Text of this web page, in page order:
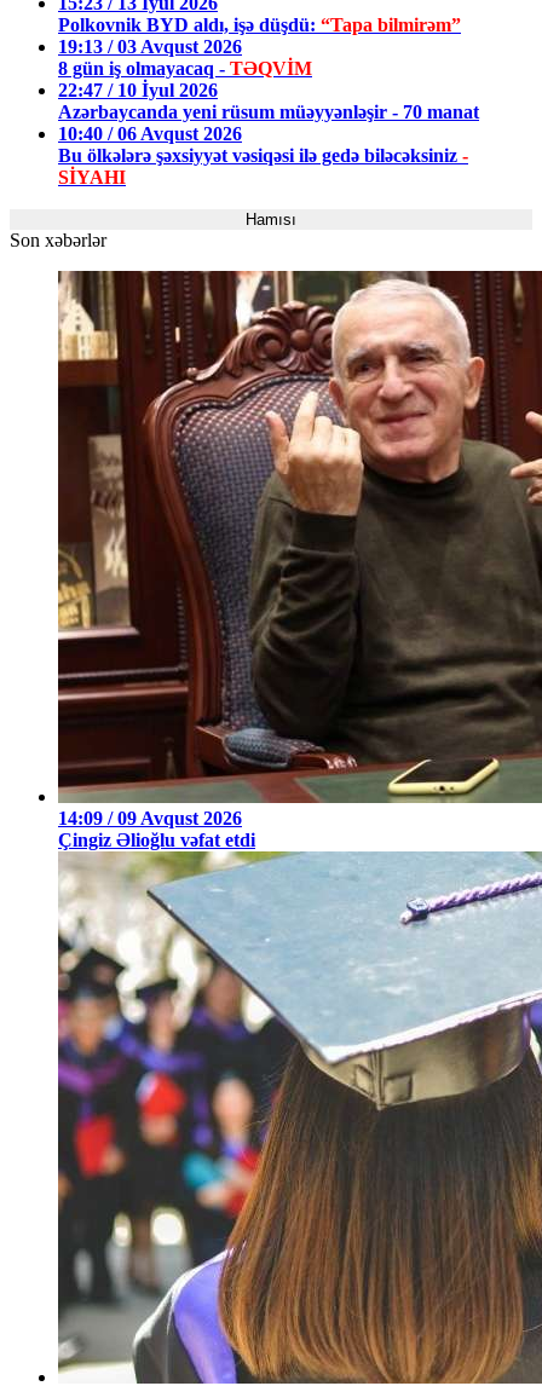
Polkovnik BYD aldı, işə düşdü: “Tapa bilmirəm”
19:13 / 03 Avqust 2026
8 gün iş olmayacaq - TƏQVİM
22:47 / 10 İyul 2026
Azərbaycanda yeni rüsum müəyyənləşir - 70 manat
10:40 / 06 Avqust 2026
Bu ölkələrə şəxsiyyət vəsiqəsi ilə gedə biləcəksiniz -
SİYAHI
Hamısı
Son xəbərlər
14:09 / 09 Avqust 2026
Çingiz Əlioğlu vəfat etdi